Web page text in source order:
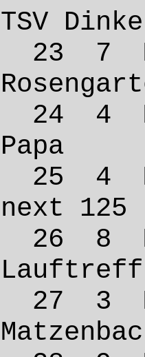
TSV
23 7
24 4
25 4
next
26 8
27 3